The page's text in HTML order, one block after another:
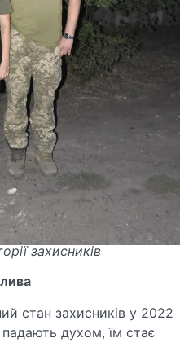
захисників
стан захисників у 2022
падають духом, їм стає